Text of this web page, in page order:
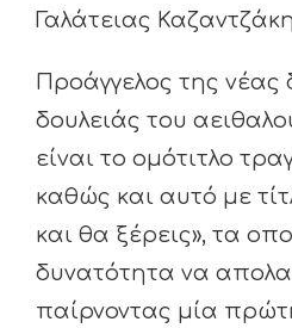
Γαλάτειας
Προάγγελος της νέας
δουλειάς του
είναι το ομότιτλο
καθώς και αυτό με
και θα ξέρεις», τα
δυνατότητα να
παίρνοντας μία